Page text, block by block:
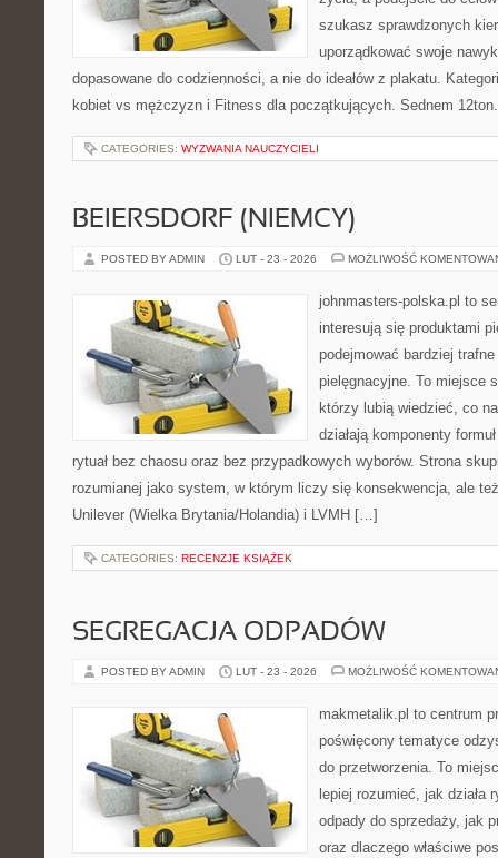
szukasz sprawdzonych
uporządkować swoje
dopasowane do codzienności, a nie do ideałów z plakatu.
kobiet vs mężczyzn i Fitness dla początkujących. Sednem
CATEGORIES: WYZWANIA NAUCZYCIELI
BEIERSDORF (NIEMCY)
POSTED BY ADMIN LUT - 23 - 2026 MOŻLIWOŚĆ
johnmasters-polska.pl to
interesują się produktami
podejmować bardziej
pielęgnacyjne. To miejsce
którzy lubią wiedzieć, co
działają komponenty
rytuał bez chaosu oraz bez przypadkowych wyborów. Strona
rozumianej jako system, w którym liczy się konsekwencja, ale
Unilever (Wielka Brytania/Holandia) i LVMH […]
CATEGORIES: RECENZJE KSIĄŻEK
SEGREGACJA ODPADÓW
POSTED BY ADMIN LUT - 23 - 2026 MOŻLIWOŚĆ
makmetalik.pl to centrum
poświęcony tematyce
do przetworzenia. To
lepiej rozumieć, jak działa
odpady do sprzedaży, jak
oraz dlaczego właściwe